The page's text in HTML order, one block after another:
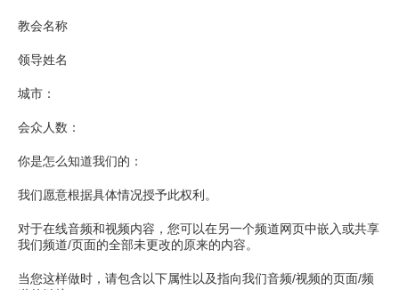
教会名称
领导姓名
城市：
会众人数：
你是怎么知道我们的：
我们愿意根据具体情况授予此权利。
对于在线音频和视频内容，您可以在另一个频道网页中嵌入或共享
我们频道/页面的全部未更改的原来的内容。
当您这样做时，请包含以下属性以及指向我们音频/视频的页面/频